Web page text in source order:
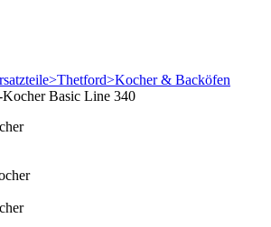
& Backöfen
Basic Line 340